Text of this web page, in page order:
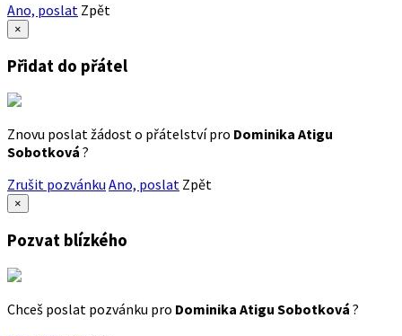
Ano, poslat Zpět
×
Přidat do přátel
Znovu poslat žádost o přátelství pro Dominika Atigu
Sobotková ?
Zrušit pozvánku Ano, poslat Zpět
×
Pozvat blízkého
Chceš poslat pozvánku pro Dominika Atigu Sobotková ?